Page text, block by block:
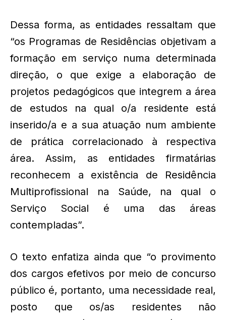
Dessa forma, as entidades ressaltam que
“os Programas de Residências objetivam a
formação em serviço numa determinada
direção, o que exige a elaboração de
projetos pedagógicos que integrem a área
de estudos na qual o/a residente está
inserido/a e a sua atuação num ambiente
de prática correlacionado à respectiva
área. Assim, as entidades firmatárias
reconhecem a existência de Residência
Multiprofissional na Saúde, na qual o
Serviço Social é uma das áreas
contempladas”.
O texto enfatiza ainda que “o provimento
dos cargos efetivos por meio de concurso
público é, portanto, uma necessidade real,
posto que os/as residentes não